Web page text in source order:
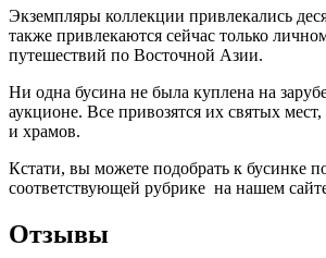
Экземпляры коллекции привлекались
также привлекаются сейчас только
путешествий по Восточной Азии.
Ни одна бусина не была куплена на
аукционе. Все привозятся их святых
и храмов.
Кстати, вы можете подобрать к бусинке
соответствующей рубрике на нашем
Отзывы